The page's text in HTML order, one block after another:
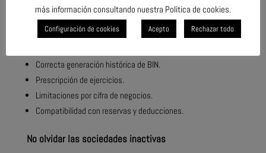
compensación, continúan existiendo límites
cuantitativos.
¿Qué debe comprobarse?
Correcta generación histórica de BIN.
Prescripción de ejercicios.
Limitaciones por cifra de negocios.
Compatibilidad con reservas y deducciones.
No olvidar las sociedades inactivas
más información consultando nuestra Política de cookies.
Configuración de cookies Acepto Rechazar todo